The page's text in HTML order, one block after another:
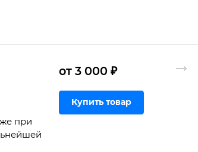
при
от 3 000 ₽
Купить товар